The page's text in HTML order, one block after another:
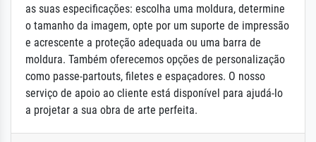
as suas especificações: escolha uma moldura, determine
o tamanho da imagem, opte por um suporte de impressão
e acrescente a proteção adequada ou uma barra de
moldura. Também oferecemos opções de personalização
como passe-partouts, filetes e espaçadores. O nosso
serviço de apoio ao cliente está disponível para ajudá-lo
a projetar a sua obra de arte perfeita.